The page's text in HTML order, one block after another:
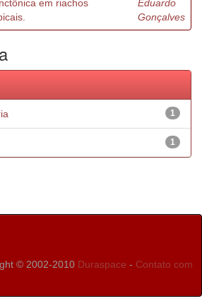
em riachos
Eduardo
Gonçalves
1
1
© 2002-2010 Duraspace - Contato com